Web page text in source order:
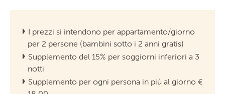
I prezzi si intendono per appartamento/giorno
per 2 persone (bambini sotto i 2 anni gratis)
Supplemento del 15% per soggiorni inferiori a 3
notti
Supplemento per ogni persona in più al giorno €